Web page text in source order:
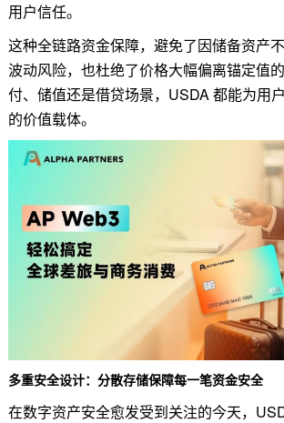
用户信任。
这种全链路资金保障，避免了因储备资产
波动风险，也杜绝了价格大幅偏离锚定值
付、储值还是借贷场景，USDA 都能为用
的价值载体。
多重安全设计：分散存储保障每一笔资金安全
在数字资产安全愈发受到关注的今天，